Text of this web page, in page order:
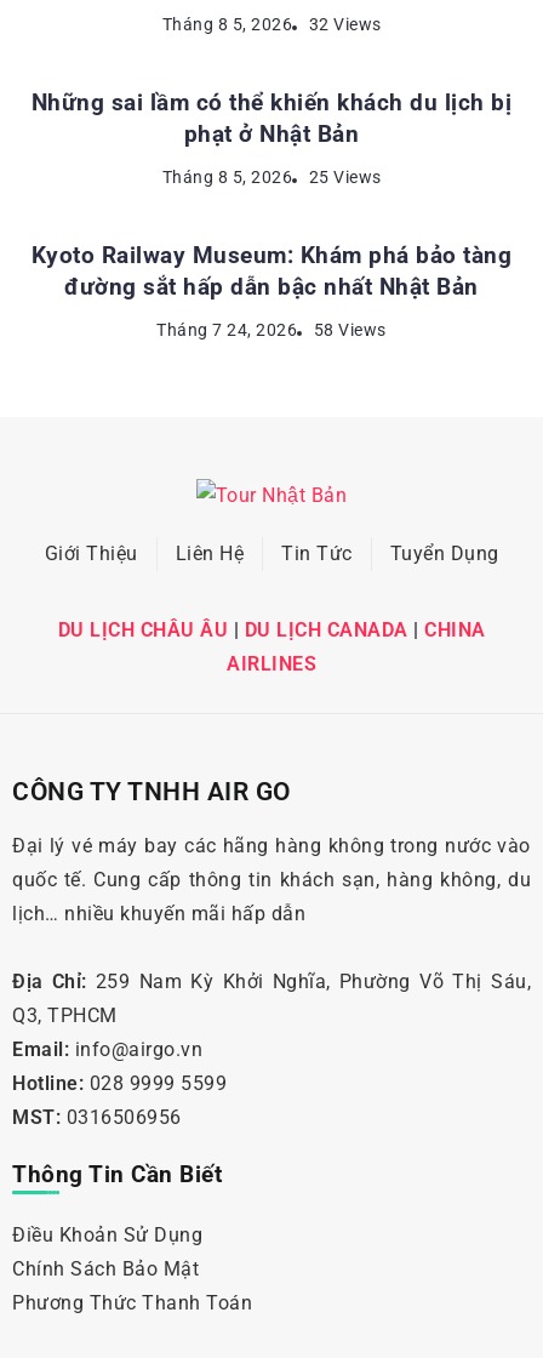
Tháng 8 5, 2026 32 Views
KINH NGHIỆM DU LỊCH NHẬT BẢN
Những sai lầm có thể khiến khách du lịch bị
phạt ở Nhật Bản
Tháng 8 5, 2026 25 Views
ĐỊA ĐIỂM DU LỊCH NHẬT BẢN
Kyoto Railway Museum: Khám phá bảo tàng
đường sắt hấp dẫn bậc nhất Nhật Bản
Tháng 7 24, 2026 58 Views
Giới Thiệu Liên Hệ Tin Tức Tuyển Dụng
DU LỊCH CHÂU ÂU | DU LỊCH CANADA | CHINA
AIRLINES
CÔNG TY TNHH AIR GO
Đại lý vé máy bay các hãng hàng không trong nước vào
quốc tế. Cung cấp thông tin khách sạn, hàng không, du
lịch… nhiều khuyến mãi hấp dẫn
Địa Chỉ: 259 Nam Kỳ Khởi Nghĩa, Phường Võ Thị Sáu,
Q3, TPHCM
Email: info@airgo.vn
Hotline: 028 9999 5599
MST: 0316506956
Thông Tin Cần Biết
Điều Khoản Sử Dụng
Chính Sách Bảo Mật
Phương Thức Thanh Toán